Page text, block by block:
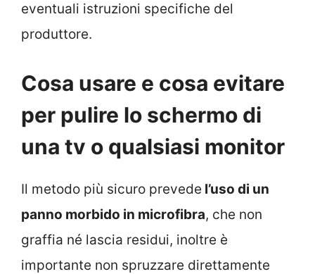
eventuali istruzioni specifiche del
produttore.
Cosa usare e cosa evitare
per pulire lo schermo di
una tv o qualsiasi monitor
Il metodo più sicuro prevede l’uso di un
panno morbido in microfibra, che non
graffia né lascia residui, inoltre è
importante non spruzzare direttamente